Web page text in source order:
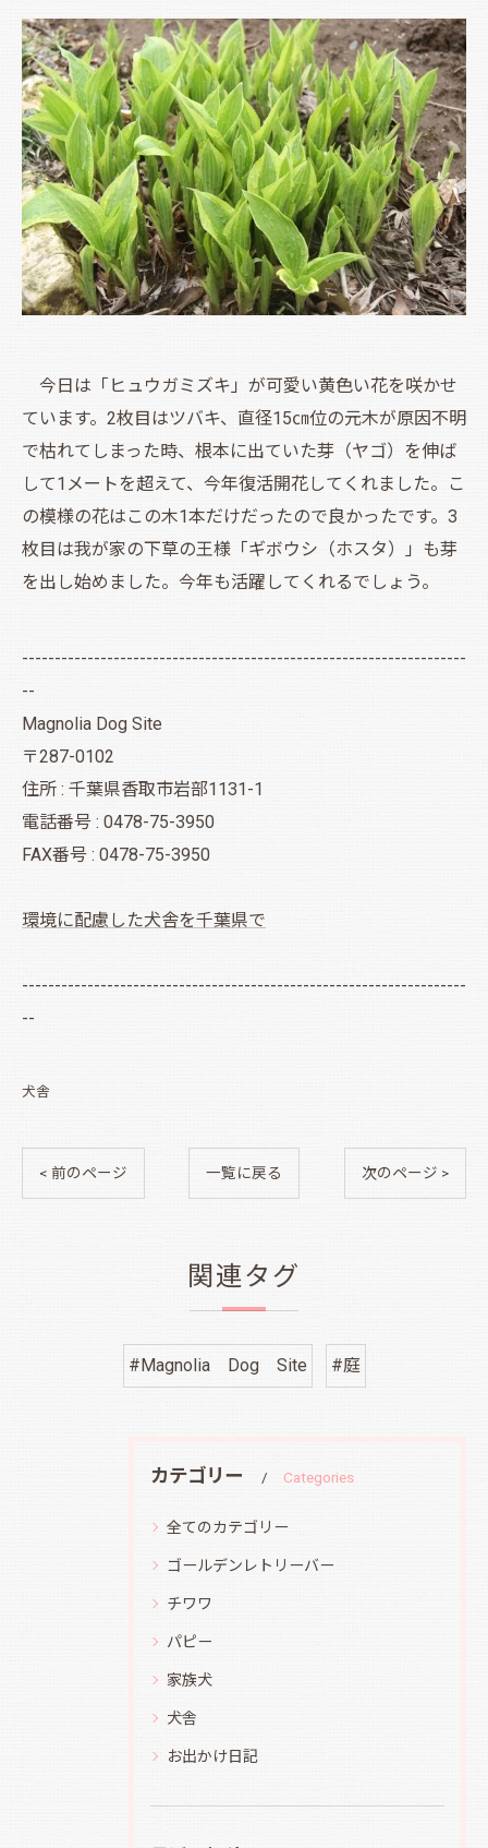
今日は「ヒュウガミズキ」が可愛い黄色い花を咲かせ
ています。2枚目はツバキ、直径15㎝位の元木が原因不明
で枯れてしまった時、根本に出ていた芽（ヤゴ）を伸ば
して1メートを超えて、今年復活開花してくれました。こ
の模様の花はこの木1本だけだったので良かったです。3
枚目は我が家の下草の王様「ギボウシ（ホスタ）」も芽
を出し始めました。今年も活躍してくれるでしょう。
--------------------------------------------------------------------
--
Magnolia Dog Site
〒287-0102
住所 : 千葉県香取市岩部1131-1
電話番号 : 0478-75-3950
FAX番号 : 0478-75-3950
環境に配慮した犬舎を千葉県で
--------------------------------------------------------------------
--
犬舎
< 前のページ 一覧に戻る 次のページ >
関連タグ
#Magnolia Dog Site #庭
カテゴリー Categories
全てのカテゴリー
ゴールデンレトリーバー
チワワ
パピー
家族犬
犬舎
お出かけ日記